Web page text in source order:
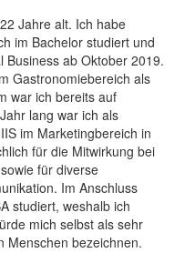
Jahre alt. Ich habe
im Bachelor studiert und
ab Oktober 2019.
Gastronomiebereich als
war ich bereits auf
lang war ich als
im Marketingbereich in
für die Mitwirkung bei
für diverse
Im Anschluss
studiert, weshalb ich
mich selbst als sehr
Menschen bezeichnen.